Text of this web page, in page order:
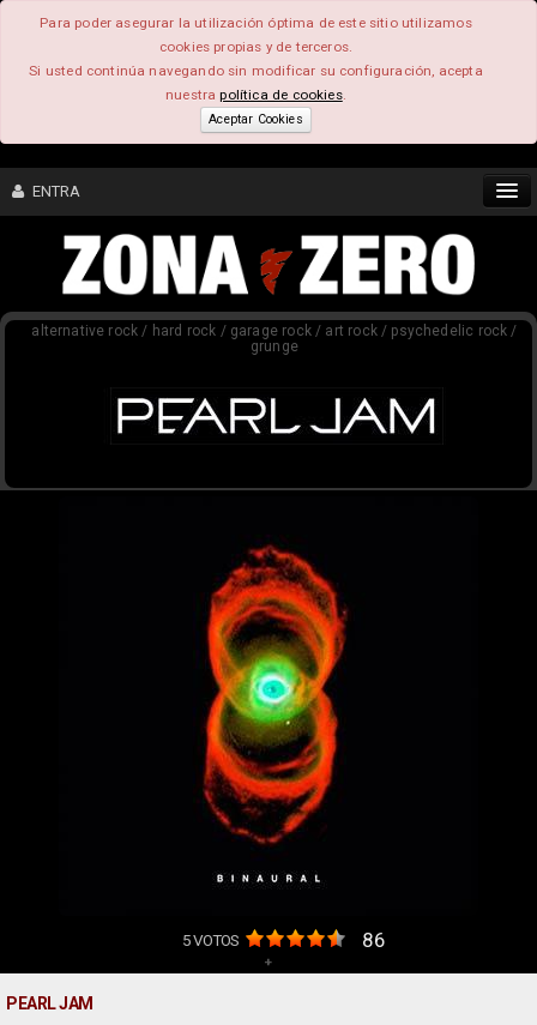
Para poder asegurar la utilización óptima de este sitio utilizamos
cookies propias y de terceros.
Si usted continúa navegando sin modificar su configuración, acepta
nuestrapolítica de cookies.
Aceptar Cookies
ENTRA
CONTENIDO
FEEEDBACK
alternative rock / hard rock / garage rock / art rock / psychedelic rock /
grunge
5VOTOS 86
+
PEARL JAM